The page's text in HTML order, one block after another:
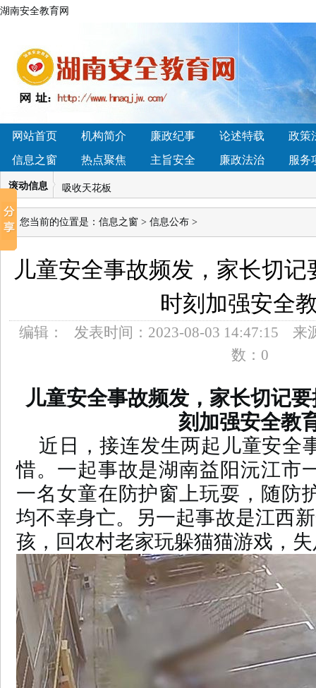
湖南安全教育网
网站首页 机构简介 廉政纪事 论述特载
政策
信息之窗
热点聚焦 主旨安全 廉政法治 服务
滚动信息
• 2026年小型石料生产线如何选？主流方案与配置对比分析
性益生菌品牌深度横评，这几款真能平衡菌群
• 湖南省怀化市辰溪县黄溪口镇：法治讲座进校园，国家
• 4.14湖南凯迪科技学雷锋“硬核”青年刘诚： 实干笃行显
• 普法教育展厅设计建设企业如何选择？
• 哪个品牌蛋
吸收天花板
• 2026国内软文推广平台哪家好？4大梯队深度解析+13平
方咨询退款难吗】我们接受社会各界的监督！
• 湖南省怀化市辰溪县黄溪口镇：法治讲座进校园，国家
育新高地
• 4.14湖南凯迪科技学雷锋“硬核”青年刘诚： 实干笃行显
• 普法教育展厅设计建设企业如何选择？
• 哪个品牌蛋
您当前的位置是： 信息之窗 > 信息公布 >
儿童安全事故频发，家长切
时刻加强安全
编辑： 发表时间： 2023-08-03 14:47:15 来
数： 0
儿童安全事故频发，家长切记
刻加强安全教
近日，接连发生两起儿童安全
惜。一起事故是湖南益阳沅江市
一名女童在防护窗上玩耍，随防
均不幸身亡。另一起事故是江西
孩，回农村老家玩躲猫猫游戏，